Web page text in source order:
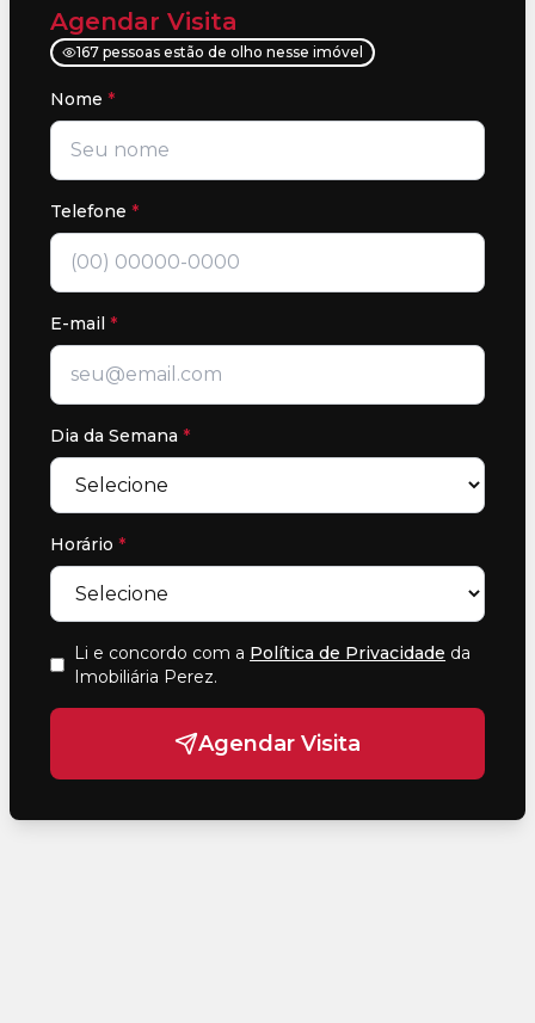
Agendar Visita
167 pessoas estão de olho nesse imóvel
Nome *
Telefone *
E-mail *
Dia da Semana *
Horário *
Li e concordo com a Política de Privacidade da
Imobiliária Perez.
Agendar Visita